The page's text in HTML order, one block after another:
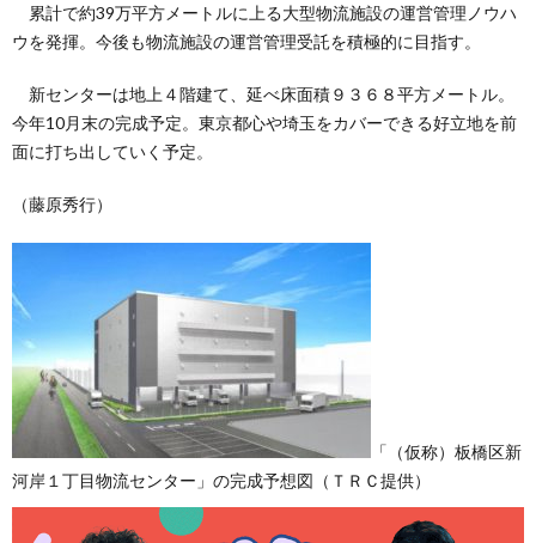
累計で約39万平方メートルに上る大型物流施設の運営管理ノウハ
ウを発揮。今後も物流施設の運営管理受託を積極的に目指す。
新センターは地上４階建て、延べ床面積９３６８平方メートル。
今年10月末の完成予定。東京都心や埼玉をカバーできる好立地を前
面に打ち出していく予定。
（藤原秀行）
「（仮称）板橋区新
河岸１丁目物流センター」の完成予想図（ＴＲＣ提供）